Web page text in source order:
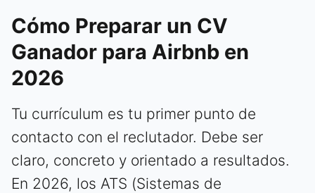
Cómo Preparar un CV
Ganador para Airbnb en
2026
Tu currículum es tu primer punto de
contacto con el reclutador. Debe ser
claro, concreto y orientado a resultados.
En 2026, los ATS (Sistemas de